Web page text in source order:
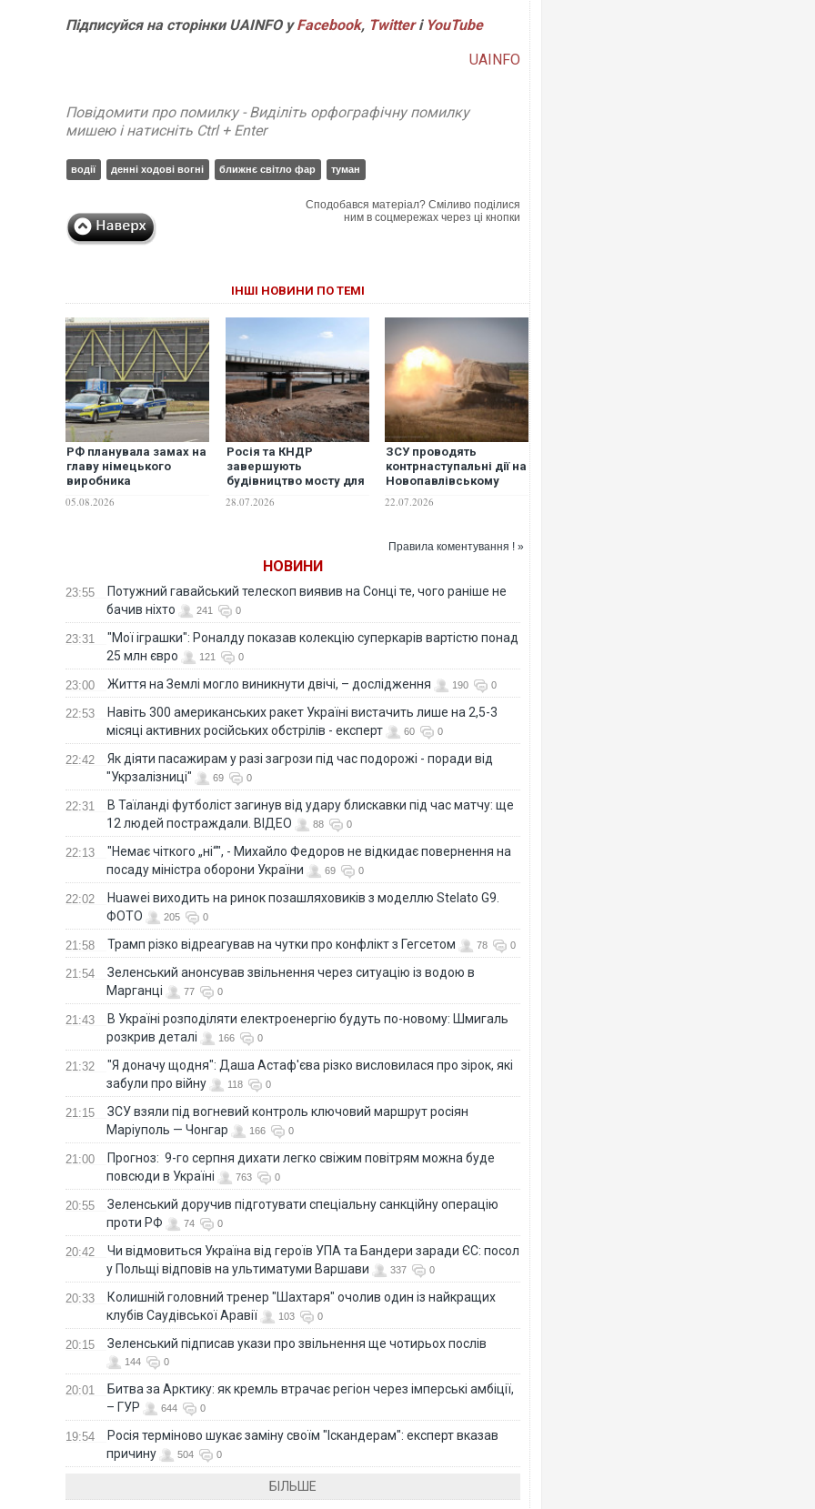
Підписуйся на сторінки UAINFO уFacebook, Twitterі YouTube
UAINFO
Повідомити про помилку - Виділіть орфографічну помилку
мишею і натисніть Ctrl + Enter
водії денні ходові вогні ближнє світло фар туман
Сподобався матеріал? Сміливо поділися
ним в соцмережах через ці кнопки
ІНШІ НОВИНИ ПО ТЕМІ
РФ планувала замах на
главу німецького
виробника
05.08.2026
Росія та КНДР
завершують
будівництво мосту для
поставок – The
28.07.2026
ЗСУ проводять
контрнаступальні дії на
Новопавлівському
22.07.2026
Правила коментування ! »
НОВИНИ
23:55
Потужний гавайський телескоп виявив на Сонці те, чого раніше не
бачив ніхто
241 0
23:31
"Мої іграшки": Роналду показав колекцію суперкарів вартістю понад
25 млн євро
121 0
23:00 Життя на Землі могло виникнути двічі, – дослідження 190 0
22:53
Навіть 300 американських ракет Україні вистачить лише на 2,5-3
місяці активних російських обстрілів - експерт
60 0
22:42
Як діяти пасажирам у разі загрози під час подорожі - поради від
"Укрзалізниці"
69 0
22:31
В Таїланді футболіст загинув від удару блискавки під час матчу: ще
12 людей постраждали. ВІДЕО
88 0
22:13
"Немає чіткого „ні“", - Михайло Федоров не відкидає повернення на
посаду міністра оборони України
69 0
22:02
Huawei виходить на ринок позашляховиків з моделлю Stelato G9.
ФОТО
205 0
21:58 Трамп різко відреагував на чутки про конфлікт з Гегсетом 78 0
21:54
Зеленський анонсував звільнення через ситуацію із водою в
Марганці
77 0
21:43
В Україні розподіляти електроенергію будуть по-новому: Шмигаль
розкрив деталі
166 0
21:32
"Я доначу щодня": Даша Астаф'єва різко висловилася про зірок, які
забули про війну
118 0
21:15
ЗСУ взяли під вогневий контроль ключовий маршрут росіян
Маріуполь — Чонгар
166 0
21:00
Прогноз: 9-го серпня дихати легко свіжим повітрям можна буде
повсюди в Україні
763 0
20:55
Зеленський доручив підготувати спеціальну санкційну операцію
проти РФ
74 0
20:42
Чи відмовиться Україна від героїв УПА та Бандери заради ЄС: посол
у Польщі відповів на ультиматуми Варшави
337 0
20:33
Колишній головний тренер "Шахтаря" очолив один із найкращих
клубів Саудівської Аравії
103 0
20:15 Зеленський підписав укази про звільнення ще чотирьох послів
144 0
20:01
Битва за Арктику: як кремль втрачає регіон через імперські амбіції,
– ГУР
644 0
19:54
Росія терміново шукає заміну своїм "Іскандерам": експерт вказав
причину
504 0
БІЛЬШЕ